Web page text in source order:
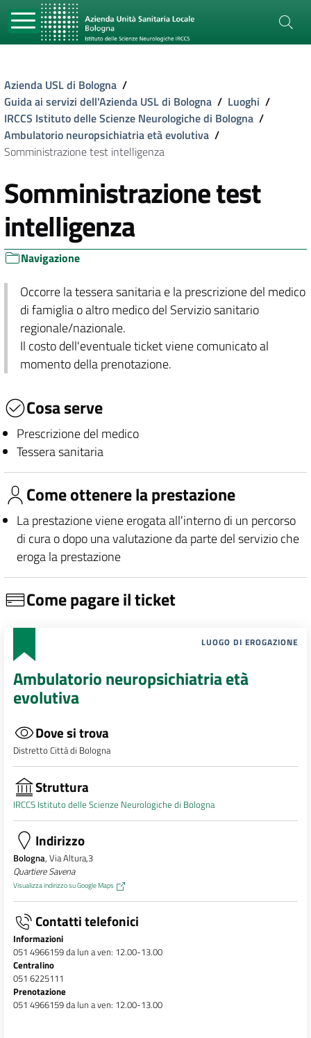
Azienda USL di Bologna /
Guida ai servizi dell'Azienda USL di Bologna / Luoghi /
IRCCS Istituto delle Scienze Neurologiche di Bologna /
Ambulatorio neuropsichiatria età evolutiva /
Somministrazione test intelligenza
Somministrazione test
intelligenza
Navigazione
Occorre la tessera sanitaria e la prescrizione del medico
di famiglia o altro medico del Servizio sanitario
regionale/nazionale.
Il costo dell'eventuale ticket viene comunicato al
momento della prenotazione.
Cosa serve
Prescrizione del medico
Tessera sanitaria
Come ottenere la prestazione
La prestazione viene erogata all'interno di un percorso
di cura o dopo una valutazione da parte del servizio che
eroga la prestazione
Come pagare il ticket
LUOGO DI EROGAZIONE
Ambulatorio neuropsichiatria età
evolutiva
Dove si trova
Distretto Città di Bologna
Struttura
IRCCS Istituto delle Scienze Neurologiche di Bologna
Indirizzo
Bologna, Via Altura,3
Quartiere Savena
Visualizza indirizzo su Google Maps
Contatti telefonici
Informazioni
051 4966159 da lun a ven: 12.00-13.00
Centralino
051 6225111
Prenotazione
051 4966159 da lun a ven: 12.00-13.00